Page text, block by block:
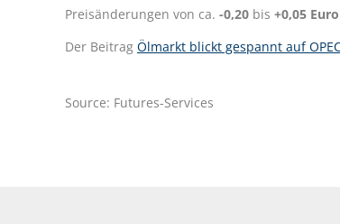
Preisänderungen von ca. -0,20 bis +0,05 Euro
Der Beitrag Ölmarkt blickt gespannt auf
Source: Futures-Services